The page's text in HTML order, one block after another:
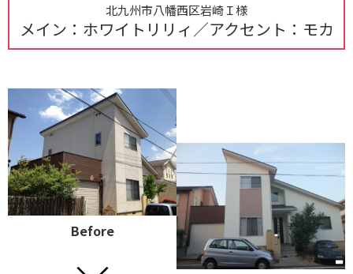
北九州市八幡西区岩崎Ｉ様
メイン：ホワイトリリィ／アクセント：モカ
Before